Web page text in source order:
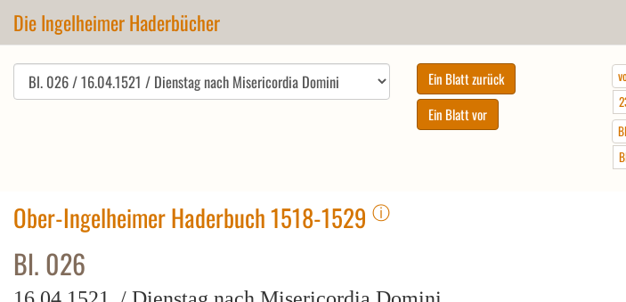
Die Ingelheimer Haderbücher
Ober-Ingelheimer Haderbuch 1518-1529 ⓘ
Bl. 026